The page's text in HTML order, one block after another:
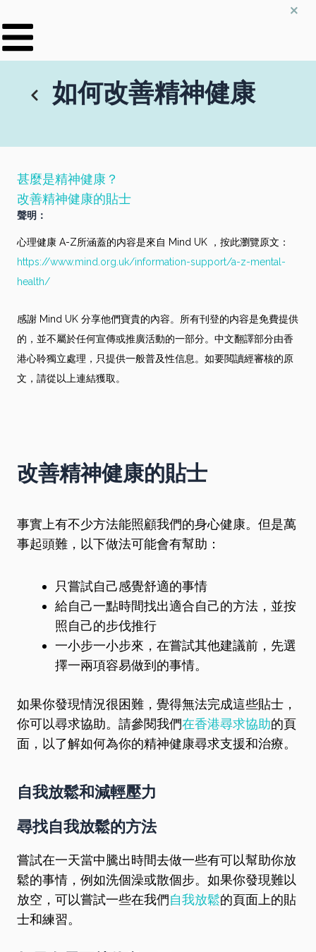
至
主
如何改善精神健康
甚麼是精神健康？
改善精神健康的貼士
聲明：
心理健康 A-Z所涵蓋的内容是來自 Mind UK ，按此瀏覽原文：
https://www.mind.org.uk/information-support/a-z-mental-
health/
感謝 Mind UK 分享他們寶貴的內容。所有刊登的内容是免費提供
的，並不屬於任何宣傳或推廣活動的一部分。中文翻譯部分由香
港心聆獨立處理，只提供一般普及性信息。如要閲讀經審核的原
文，請從以上連結獲取。
改善精神健康的貼士
事實上有不少方法能照顧我們的身心健康。但是萬
事起頭難，以下做法可能會有幫助：
只嘗試自己感覺舒適的事情
給自己一點時間找出適合自己的方法，並按
照自己的步伐推行
一小步一小步來，在嘗試其他建議前，先選
擇一兩項容易做到的事情。
如果你發現情況很困難，覺得無法完成這些貼士，
你可以尋求協助。請參閱我們在香港尋求協助的頁
面，以了解如何為你的精神健康尋求支援和治療。
自我放鬆和減輕壓力
尋找自我放鬆的方法
嘗試在一天當中騰出時間去做一些有可以幫助你放
鬆的事情，例如洗個澡或散個步。如果你發現難以
放空，可以嘗試一些在我們自我放鬆的頁面上的貼
士和練習。
×